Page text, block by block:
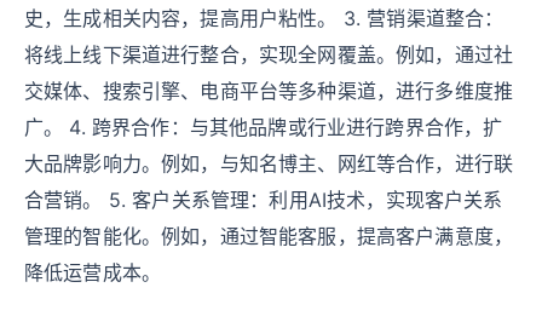
史，生成相关内容，提高用户粘性。 3. 营销渠道整合：
将线上线下渠道进行整合，实现全网覆盖。例如，通过社
交媒体、搜索引擎、电商平台等多种渠道，进行多维度推
广。 4. 跨界合作：与其他品牌或行业进行跨界合作，扩
大品牌影响力。例如，与知名博主、网红等合作，进行联
合营销。 5. 客户关系管理：利用AI技术，实现客户关系
管理的智能化。例如，通过智能客服，提高客户满意度，
降低运营成本。